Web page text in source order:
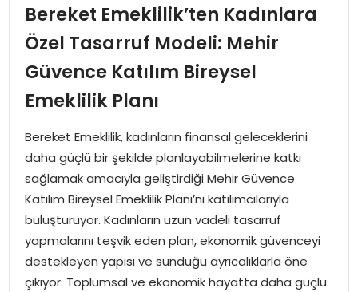
DÜNYA
SPOR
SAĞLIK
MAGAZIN
YAŞAM
Bereket Emeklilik’ten Kadınlara
Özel Tasarruf Modeli: Mehir
Güvence Katılım Bireysel
Emeklilik Planı
Bereket Emeklilik, kadınların finansal geleceklerini
daha güçlü bir şekilde planlayabilmelerine katkı
sağlamak amacıyla geliştirdiği Mehir Güvence
Katılım Bireysel Emeklilik Planı’nı katılımcılarıyla
buluşturuyor. Kadınların uzun vadeli tasarruf
yapmalarını teşvik eden plan, ekonomik güvenceyi
destekleyen yapısı ve sunduğu ayrıcalıklarla öne
çıkıyor. Toplumsal ve ekonomik hayatta daha güçlü